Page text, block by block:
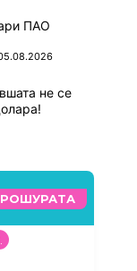
ПАО
не се